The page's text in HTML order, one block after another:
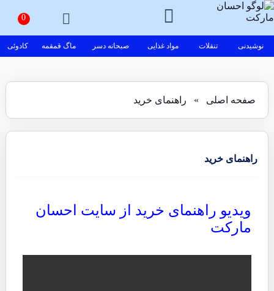
نوشیدنی تنقلات مواد غذایی صبحانه دسر ماگ قمقمه کادوئی
صفحه اصلی » راهنمای خرید
راهنمای خرید
ویدیو راهنمای خرید از سایت احسان
مارکت